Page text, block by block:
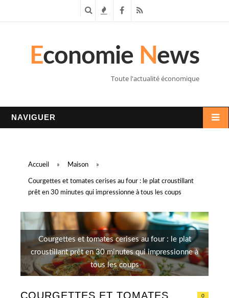
c n
s
F
c
R
S
Economie News
Toute l'actualité économique
NAVIGUER
Accueil » Maison »
Courgettes et tomates cerises au four : le plat croustillant
prêt en 30 minutes qui impressionne à tous les coups
Courgettes et tomates cerises au four : le plat
croustillant prêt en 30 minutes qui impressionne à
tous les coups
COURGETTES ET TOMATES
0